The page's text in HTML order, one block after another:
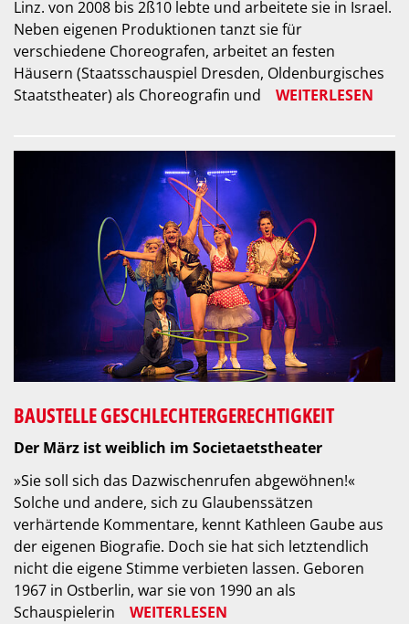
Linz. von 2008 bis 2ß10 lebte und arbeitete sie in Israel.
Neben eigenen Produktionen tanzt sie für
verschiedene Choreografen, arbeitet an festen
Häusern (Staatsschauspiel Dresden, Oldenburgisches
Staatstheater) als Choreografin und
WEITERLESEN
BAUSTELLE GESCHLECHTER­GERECHTIGKEIT
Der März ist weiblich im Societaetstheater
»Sie soll sich das Dazwischenrufen abgewöhnen!«
Solche und andere, sich zu Glaubenssätzen
verhärtende Kommentare, kennt Kathleen Gaube aus
der eigenen Biografie. Doch sie hat sich letztendlich
nicht die eigene Stimme verbieten lassen. Geboren
1967 in Ostberlin, war sie von 1990 an als
Schauspielerin
WEITERLESEN